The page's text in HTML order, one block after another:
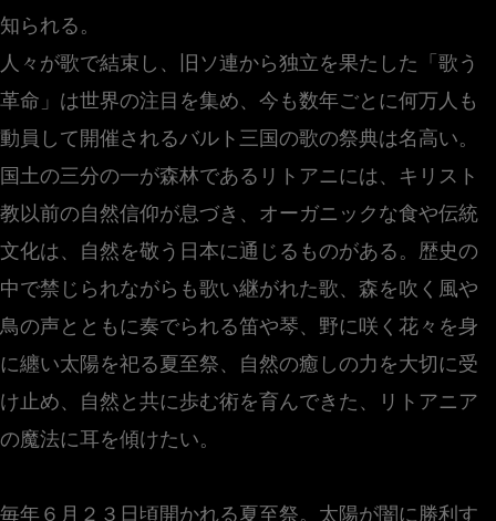
知られる。
人々が歌で結束し、旧ソ連から独立を果たした「歌う
革命」は世界の注目を集め、今も数年ごとに何万人も
動員して開催されるバルト三国の歌の祭典は名高い。
国土の三分の一が森林であるリトアニには、キリスト
教以前の自然信仰が息づき、オーガニックな食や伝統
文化は、自然を敬う日本に通じるものがある。歴史の
中で禁じられながらも歌い継がれた歌、森を吹く風や
鳥の声とともに奏でられる笛や琴、野に咲く花々を身
に纏い太陽を祀る夏至祭、自然の癒しの力を大切に受
け止め、自然と共に歩む術を育んできた、リトアニア
の魔法に耳を傾けたい。
毎年６月２３日頃開かれる夏至祭。太陽が闇に勝利す